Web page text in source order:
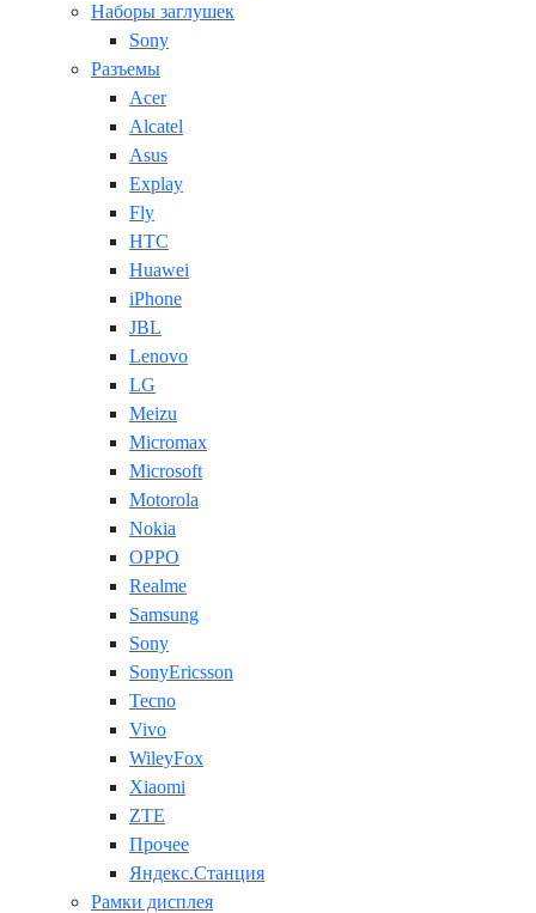
Наборы заглушек
Sony
Разъемы
Acer
Alcatel
Asus
Explay
Fly
HTC
Huawei
iPhone
JBL
Lenovo
LG
Meizu
Micromax
Microsoft
Motorola
Nokia
OPPO
Realme
Samsung
Sony
SonyEricsson
Tecno
Vivo
WileyFox
Xiaomi
ZTE
Прочее
Яндекс.Станция
Рамки дисплея